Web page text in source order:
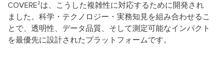
COVERE²は、こうした複雑性に対応するために開発され
ました。科学・テクノロジー・実務知見を組み合わせるこ
とで、透明性、データ品質、そして測定可能なインパクト
を最優先に設計されたプラットフォームです。